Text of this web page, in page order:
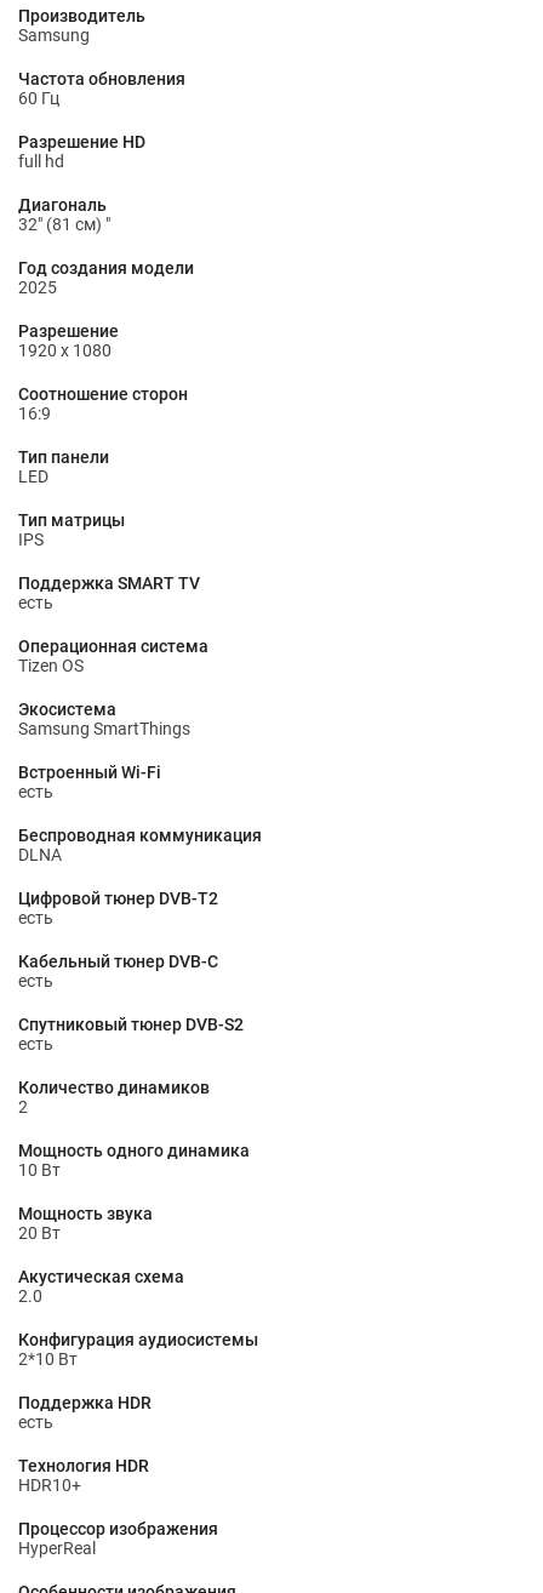
Производитель
Samsung
Частота обновления
60 Гц
Разрешение HD
full hd
Диагональ
32" (81 см) "
Год создания модели
2025
Разрешение
1920 x 1080
Соотношение сторон
16:9
Тип панели
LED
Тип матрицы
IPS
Поддержка SMART TV
есть
Операционная система
Tizen OS
Экосистема
Samsung SmartThings
Встроенный Wi-Fi
есть
Беспроводная коммуникация
DLNA
Цифровой тюнер DVB-T2
есть
Кабельный тюнер DVB-C
есть
Спутниковый тюнер DVB-S2
есть
Количество динамиков
2
Мощность одного динамика
10 Вт
Мощность звука
20 Вт
Акустическая схема
2.0
Конфигурация аудиосистемы
2*10 Вт
Поддержка HDR
есть
Технология HDR
HDR10+
Процессор изображения
HyperReal